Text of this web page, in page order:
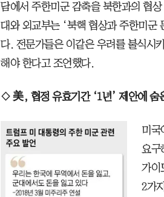
담에서 주한미군 감축을 북한과의 협
대와 외교부는 ‘북핵 협상과 주한미군
다. 전문가들은 이같은 우려를 불식시
해야 한다고 조언했다.
◇ 美, 협정 유효기간 ‘1년’ 제안에 숨
미국
요구
가이
2가